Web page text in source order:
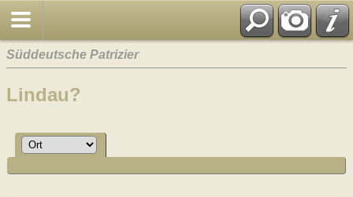
Süddeutsche Patrizier
Lindau?